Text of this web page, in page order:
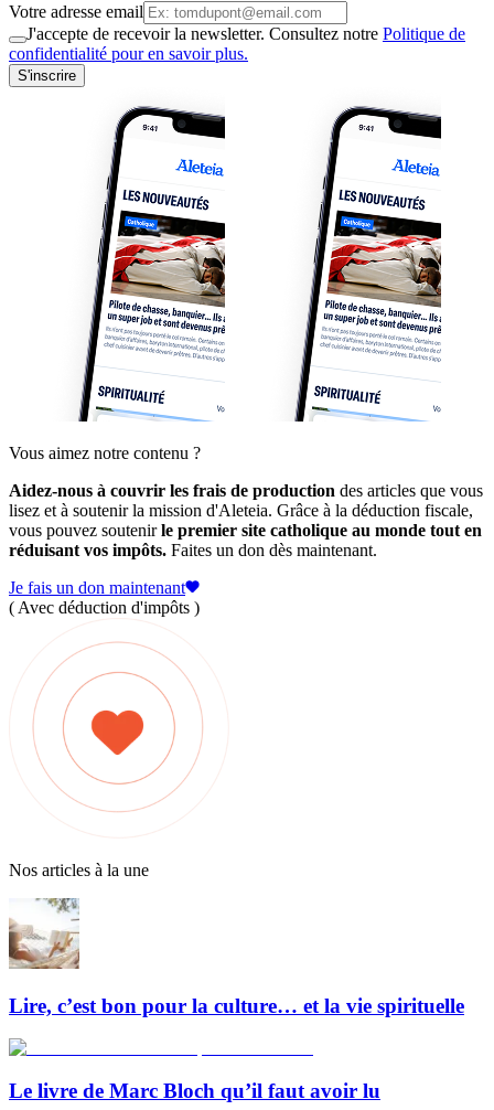
Votre adresse email
J'accepte de recevoir la newsletter. Consultez notre Politique de
confidentialité pour en savoir plus.
S'inscrire
Vous aimez notre contenu ?
Aidez-nous à couvrir les frais de production des articles que vous
lisez et à soutenir la mission d'Aleteia. Grâce à la déduction fiscale,
vous pouvez soutenirle premier site catholique au monde tout en
réduisant vos impôts. Faites un don dès maintenant.
Je fais un don maintenant
( Avec déduction d'impôts )
Nos articles à la une
Lire, c’est bon pour la culture… et la vie spirituelle
Le livre de Marc Bloch qu’il faut avoir lu